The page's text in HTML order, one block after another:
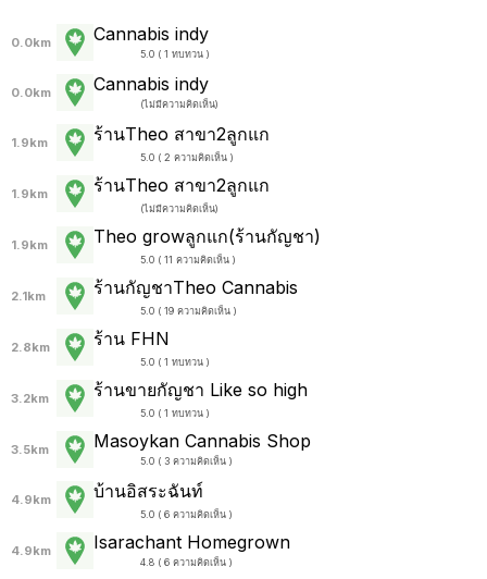
0.0km Cannabis indy
5.0 ( 1 ทบทวน )
0.0km Cannabis indy
(ไม่มีความคิดเห็น)
1.9km ร้านTheo สาขา2ลูกแก
5.0 ( 2 ความคิดเห็น )
1.9km ร้านTheo สาขา2ลูกแก
(ไม่มีความคิดเห็น)
1.9km Theo growลูกแก(ร้านกัญชา)
5.0 ( 11 ความคิดเห็น )
2.1km ร้านกัญชาTheo Cannabis
5.0 ( 19 ความคิดเห็น )
2.8km ร้าน FHN
5.0 ( 1 ทบทวน )
3.2km ร้านขายกัญชา Like so high
5.0 ( 1 ทบทวน )
3.5km Masoykan Cannabis Shop
5.0 ( 3 ความคิดเห็น )
4.9km บ้านอิสระฉันท์
5.0 ( 6 ความคิดเห็น )
4.9km Isarachant Homegrown
4.8 ( 6 ความคิดเห็น )